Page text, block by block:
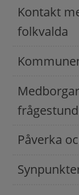
Kontakt
folkvalda
frågestund
Påverka